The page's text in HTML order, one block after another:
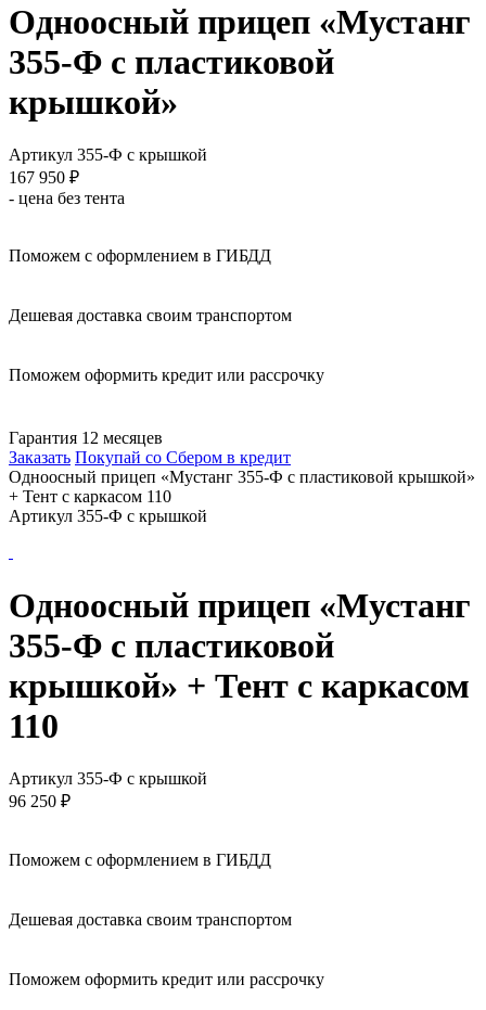
Одноосный прицеп «Мустанг
355-Ф с пластиковой
крышкой»
Артикул 355-Ф с крышкой
167 950 ₽
- цена без тента
Поможем с оформлением в ГИБДД
Дешевая доставка своим транспортом
Поможем оформить кредит или рассрочку
Гарантия 12 месяцев
Заказать Покупай со Сбером в кредит
Одноосный прицеп «Мустанг 355-Ф с пластиковой крышкой»
+ Тент с каркасом 110
Артикул 355-Ф с крышкой
Одноосный прицеп «Мустанг
355-Ф с пластиковой
крышкой» + Тент с каркасом
110
Артикул 355-Ф с крышкой
96 250 ₽
Поможем с оформлением в ГИБДД
Дешевая доставка своим транспортом
Поможем оформить кредит или рассрочку